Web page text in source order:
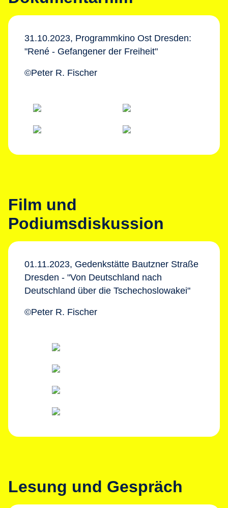
31.10.2023, Programmkino Ost Dresden:
"René - Gefangener der Freiheit"
©Peter R. Fischer
Film und
Podiumsdiskussion
01.11.2023, Gedenkstätte Bautzner Straße
Dresden - "Von Deutschland nach
Deutschland über die Tschechoslowakei"
©Peter R. Fischer
Lesung und Gespräch